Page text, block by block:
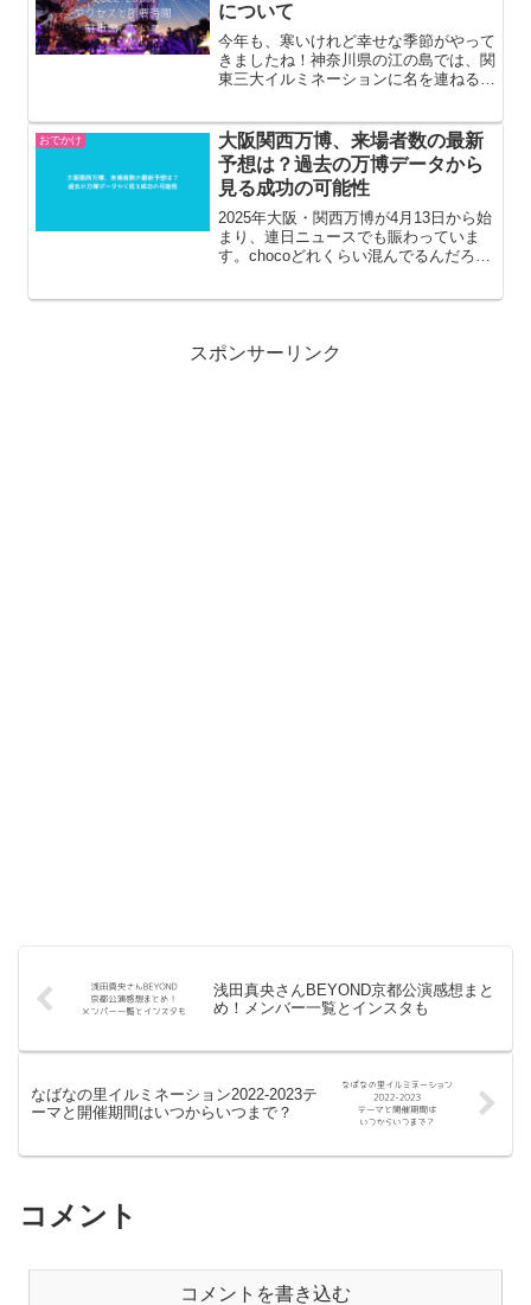
について
今年も、寒いけれど幸せな季節がやって
きましたね！神奈川県の江の島では、関
東三大イルミネーションに名を連ねる、
2023〔湘南の宝石〜江の島を彩る光と
色の祭典〜〕2022年1...
おでかけ
大阪関西万博、来場者数の最新
予想は？過去の万博データから
見る成功の可能性
2025年大阪・関西万博が4月13日から始
まり、連日ニュースでも賑わっていま
す。chocoどれくらい混んでるんだろ
スポンサーリンク
浅田真央さんBEYOND京都公演感想まと
め！メンバー一覧とインスタも
なばなの里イルミネーション2022-2023テ
ーマと開催期間はいつからいつまで？
コメント
コメントを書き込む